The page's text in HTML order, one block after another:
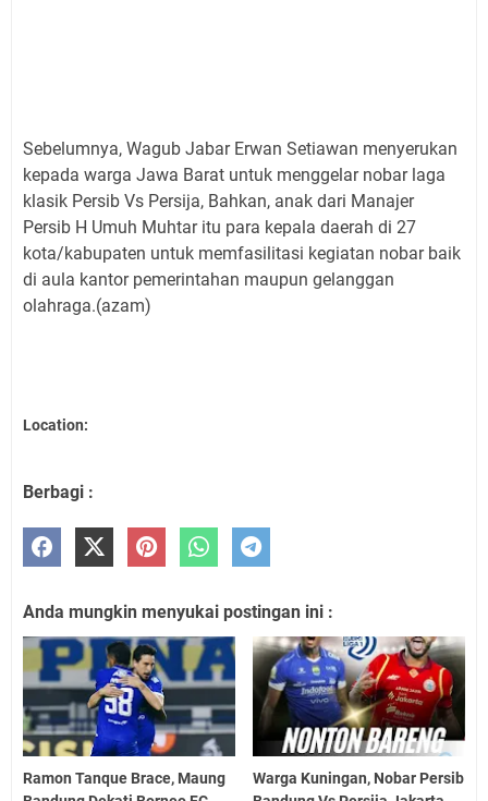
Sebelumnya, Wagub Jabar Erwan Setiawan menyerukan
kepada warga Jawa Barat untuk menggelar nobar laga
klasik Persib Vs Persija, Bahkan, anak dari Manajer
Persib H Umuh Muhtar itu para kepala daerah di 27
kota/kabupaten untuk memfasilitasi kegiatan nobar baik
di aula kantor pemerintahan maupun gelanggan
olahraga.(azam)
Location:
Berbagi :
Anda mungkin menyukai postingan ini :
Ramon Tanque Brace, Maung
Warga Kuningan, Nobar Persib